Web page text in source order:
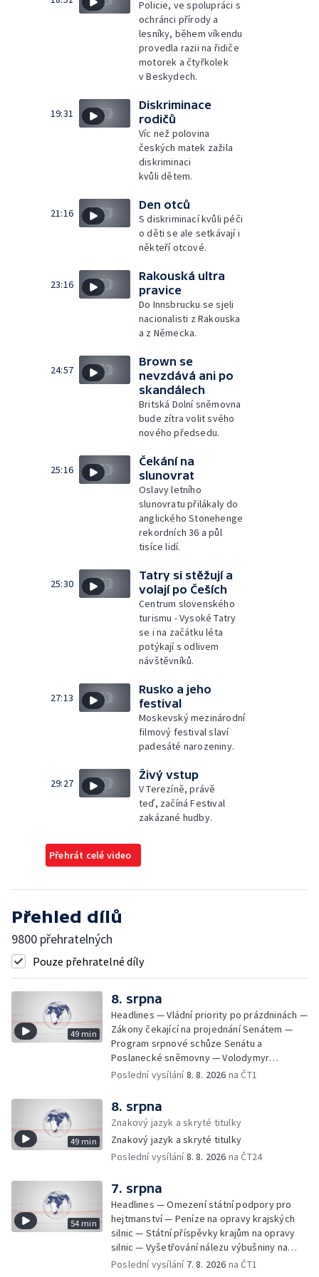
Policie, ve spolupráci s
ochránci přírody a
lesníky, během víkendu
provedla razii na řidiče
motorek a čtyřkolek
v Beskydech.
19:31
Diskriminace
rodičů
Víc než polovina
českých matek zažila
diskriminaci
kvůli dětem.
21:16
Den otců
S diskriminací kvůli péči
o děti se ale setkávají i
někteří otcové.
23:16
Rakouská ultra
pravice
Do Innsbrucku se sjeli
nacionalisti z Rakouska
a z Německa.
24:57
Brown se
nevzdává ani po
skandálech
Britská Dolní sněmovna
bude zítra volit svého
nového předsedu.
25:16
Čekání na
slunovrat
Oslavy letního
slunovratu přilákaly do
anglického Stonehenge
rekordních 36 a půl
tisíce lidí.
25:30
Tatry si stěžují a
volají po Češích
Centrum slovenského
turismu - Vysoké Tatry
se i na začátku léta
potýkají s odlivem
návštěvníků.
27:13
Rusko a jeho
festival
Moskevský mezinárodní
filmový festival slaví
padesáté narozeniny.
29:27
Živý vstup
V Terezíně, právě
teď, začíná Festival
zakázané hudby.
Přehrát celé video
Přehled dílů
9800 přehratelných
Pouze přehratelné díly
49 min
8. srpna
Headlines — Vládní priority po prázdninách —
Zákony čekající na projednání Senátem —
Program srpnové schůze Senátu a
Poslanecké sněmovny — Volodymyr
Zelenskyj jednal poprvé v Bělehradě —
provoz nelegálních domovů pro seniory —
Populace Česka stárne — Čekací lhůty na
přijetí do domovů pro seniory — Tisza
vybrala kandidáta na prezidenta — Tréninky
soutěžních párů StarDance — Následky
Prahou prošel průvod hrdosti na podporu
sexuálních menšin — Snazší vrácení zboží —
Pátrání na jezeře Most — Bezpečnost na
paddleboardech — Češi hledají chladnější
destinace — Kolik zaplatí Češi za dovolenou
— Cestování se zvířaty — Turistický nápor na
Šumavu — Demolice budovy ve Zlíně —
Poslední vysílání8. 8. 2026 na ČT1
49 min
8. srpna
Znakový jazyk a skryté titulky
Znakový jazyk a skryté titulky
Poslední vysílání8. 8. 2026 na ČT24
54 min
7. srpna
Headlines — Omezení státní podpory pro
hejtmanství — Peníze na opravy krajských
silnic — Státní příspěvky krajům na opravy
silnic — Vyšetřování nálezu výbušniny na
letišti v Lipsku — Pasové kontroly spojů mezi
Poslední vysílání 7. 8. 2026 na ČT1